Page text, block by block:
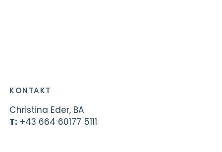
KONTAKT
Christina Eder, BA
T: +43 664 60177 5111